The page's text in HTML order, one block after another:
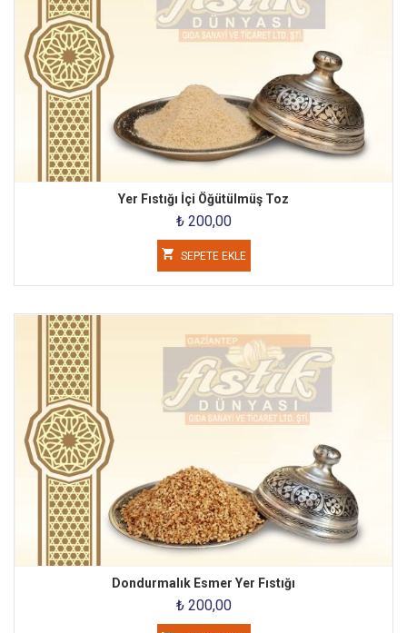
Yer Fıstığı İçi Öğütülmüş Toz
₺ 200,00
SEPETE EKLE
Dondurmalık Esmer Yer Fıstığı
₺ 200,00